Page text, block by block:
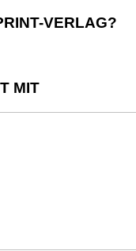
VERLAG?
MIT